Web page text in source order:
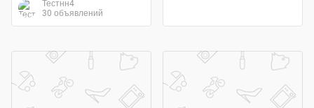
Тестнн4
30 объявлений